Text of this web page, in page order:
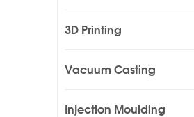
3D Printing
Vacuum Casting
Injection Moulding